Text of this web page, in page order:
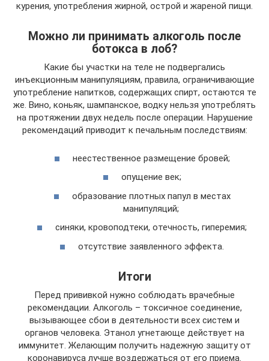
курения, употребления жирной, острой и жареной пищи.
Можно ли принимать алкоголь после
ботокса в лоб?
Какие бы участки на теле не подвергались
инъекционным манипуляциям, правила, ограничивающие
употребление напитков, содержащих спирт, остаются те
же. Вино, коньяк, шампанское, водку нельзя употреблять
на протяжении двух недель после операции. Нарушение
рекомендаций приводит к печальным последствиям:
неестественное размещение бровей;
опущение век;
образование плотных папул в местах
манипуляций;
синяки, кровоподтеки, отечность, гиперемия;
отсутствие заявленного эффекта.
Итоги
Перед прививкой нужно соблюдать врачебные
рекомендации. Алкоголь – токсичное соединение,
вызывающее сбои в деятельности всех систем и
органов человека. Этанол угнетающе действует на
иммунитет. Желающим получить надежную защиту от
коронавируса лучше воздержаться от его приема.